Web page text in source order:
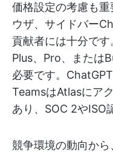
価格設定の考慮も
ウザ、サイドバー
貢献者には十分で
Plus、Pro、または
必要です。
TeamsはAtlasにア
あり、SOC 2やISO
競争環境の動向か